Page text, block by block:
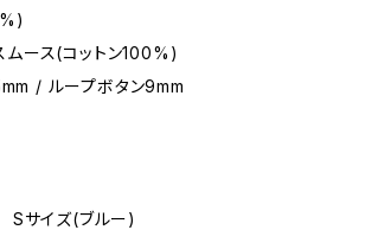
ムース(コットン100%)
/ ループボタン9mm
サイズ(ブルー)